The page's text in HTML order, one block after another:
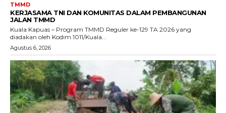
TMMD
KERJASAMA TNI DAN KOMUNITAS DALAM PEMBANGUNAN
JALAN TMMD
Kuala Kapuas – Program TMMD Reguler ke-129 TA 2026 yang
diadakan oleh Kodim 1011/Kuala...
Agustus 6, 2026